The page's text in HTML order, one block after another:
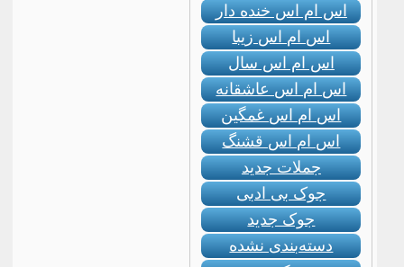
اس ام اس خنده دار
اس ام اس زیبا
اس ام اس سال
اس ام اس عاشقانه
اس ام اس غمگین
اس ام اس قشنگ
جملات جدید
جوک بی ادبی
جوک جدید
دسته‌بندی نشده